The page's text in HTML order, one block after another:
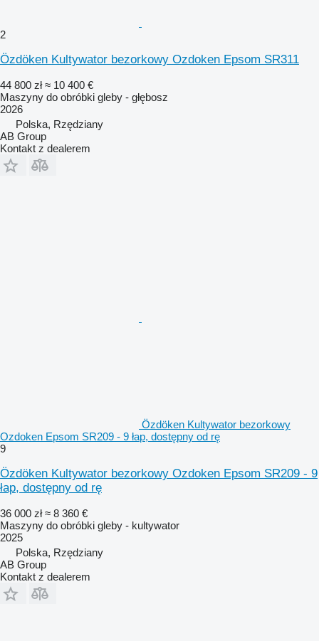
2
Özdöken Kultywator bezorkowy Ozdoken Epsom SR311
44 800 zł ≈ 10 400 €
Maszyny do obróbki gleby - głębosz
2026
Polska, Rzędziany
AB Group
Kontakt z dealerem
Özdöken Kultywator bezorkowy
Ozdoken Epsom SR209 - 9 łap, dostępny od rę
9
Özdöken Kultywator bezorkowy Ozdoken Epsom SR209 - 9
łap, dostępny od rę
36 000 zł ≈ 8 360 €
Maszyny do obróbki gleby - kultywator
2025
Polska, Rzędziany
AB Group
Kontakt z dealerem